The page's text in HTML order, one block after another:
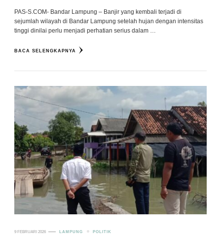
PAS-S.COM- Bandar Lampung – Banjir yang kembali terjadi di
sejumlah wilayah di Bandar Lampung setelah hujan dengan intensitas
tinggi dinilai perlu menjadi perhatian serius dalam …
BACA SELENGKAPNYA
9 FEBRUARI 2026 LAMPUNG POLITIK